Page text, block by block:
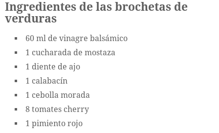
Ingredientes de las brochetas de
verduras
60 ml de vinagre balsámico
1 cucharada de mostaza
1 diente de ajo
1 calabacín
1 cebolla morada
8 tomates cherry
1 pimiento rojo